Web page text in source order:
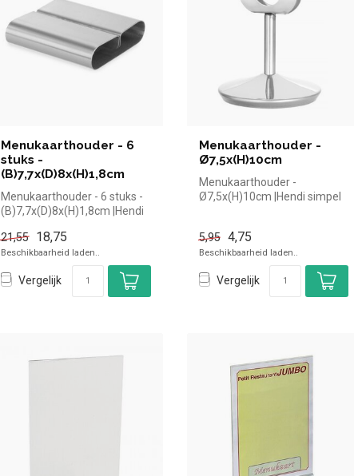
Menukaarthouder - 6
stuks -
(B)7,7x(D)8x(H)1,8cm
Menukaarthouder - 6 stuks -
(B)7,7x(D)8x(H)1,8cm |Hendi
21,55 18,75
Beschikbaarheid laden..
Vergelijk
Menukaarthouder -
Ø7,5x(H)10cm
Menukaarthouder -
Ø7,5x(H)10cm |Hendi simpel
5,95 4,75
Beschikbaarheid laden..
Vergelijk